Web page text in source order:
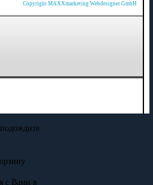
Copyright MAXXmarketing Webdesigner GmbH
с Вами в